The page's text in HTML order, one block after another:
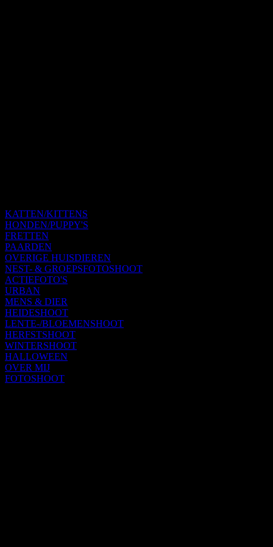
KATTEN/KITTENS
HONDEN/PUPPY'S
FRETTEN
PAARDEN
OVERIGE HUISDIEREN
NEST- & GROEPSFOTOSHOOT
ACTIEFOTO'S
URBAN
MENS & DIER
HEIDESHOOT
LENTE-/BLOEMENSHOOT
HERFSTSHOOT
WINTERSHOOT
HALLOWEEN
OVER MIJ
FOTOSHOOT